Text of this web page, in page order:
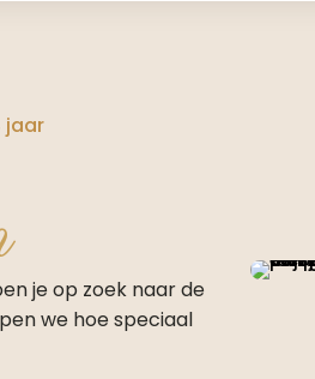
jaar
je op zoek naar de
we hoe speciaal